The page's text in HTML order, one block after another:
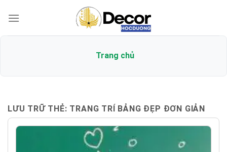
qua
Trang chủ
LƯU TRỮ THẺ: TRANG TRÍ BẢNG ĐẸP ĐƠN GIẢN